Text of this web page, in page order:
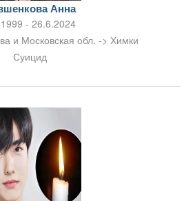
Анна
- 26.6.2024
и Московская обл. -> Химки
Суицид